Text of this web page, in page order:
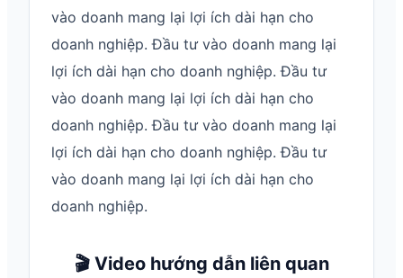
vào doanh mang lại lợi ích dài hạn cho
doanh nghiệp. Đầu tư vào doanh mang lại
lợi ích dài hạn cho doanh nghiệp. Đầu tư
vào doanh mang lại lợi ích dài hạn cho
doanh nghiệp. Đầu tư vào doanh mang lại
lợi ích dài hạn cho doanh nghiệp. Đầu tư
vào doanh mang lại lợi ích dài hạn cho
doanh nghiệp.
🎬 Video hướng dẫn liên quan